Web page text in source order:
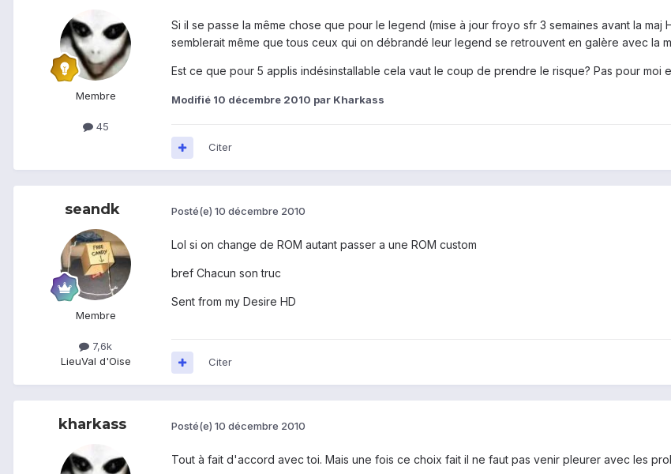
Membre
45
Si il se passe la même chose que pour le legend (mise à jour froyo sfr 3 semaines avant la
semblerait même que tous ceux qui on débrandé leur legend se retrouvent en galère avec la
Est ce que pour 5 applis indésinstallable cela vaut le coup de prendre le risque? Pas pour moi
Modifié 10 décembre 2010 par Kharkass
Citer
seandk
Membre
7,6k
LieuVal d'Oise
Posté(e) 10 décembre 2010
Lol si on change de ROM autant passer a une ROM custom
bref Chacun son truc
Sent from my Desire HD
Citer
kharkass Posté(e) 10 décembre 2010
Tout à fait d'accord avec toi. Mais une fois ce choix fait il ne faut pas venir pleurer avec les